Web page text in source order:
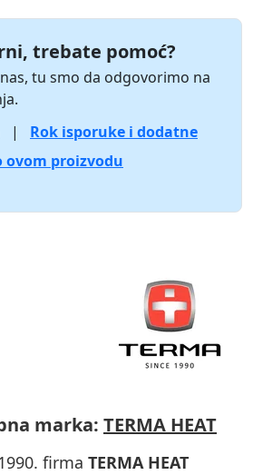
trebate pomoć?
tu smo da odgovorimo na
|
Rok isporuke i dodatne
ovom proizvodu
marka: TERMA HEAT
firma TERMA HEAT